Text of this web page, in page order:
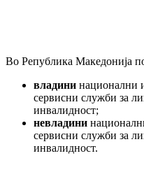
Во Република Македонија
владини национални
сервисни служби за
инвалидност;
невладини
сервисни служби за
инвалидност.